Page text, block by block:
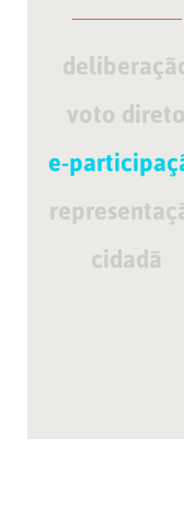
voto direto
e-
cidadã